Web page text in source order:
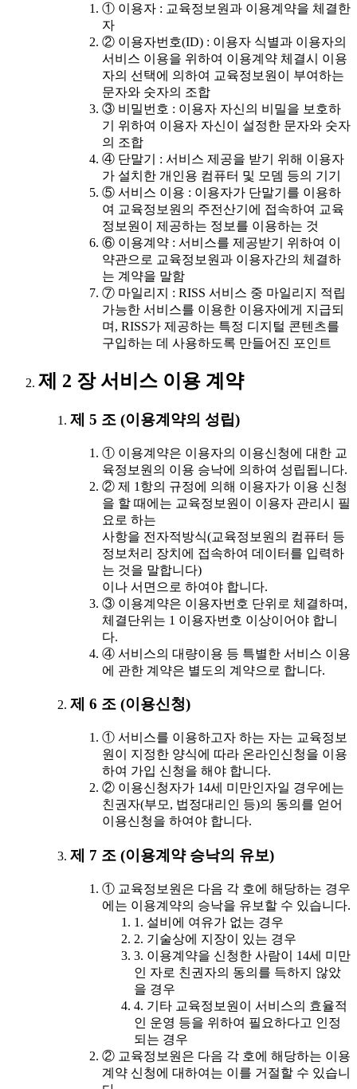
① 이용자 : 교육정보원과 이용계약을 체결한
자
② 이용자번호(ID) : 이용자 식별과 이용자의
서비스 이용을 위하여 이용계약 체결시 이용
자의 선택에 의하여 교육정보원이 부여하는
문자와 숫자의 조합
③ 비밀번호 : 이용자 자신의 비밀을 보호하
기 위하여 이용자 자신이 설정한 문자와 숫자
의 조합
④ 단말기 : 서비스 제공을 받기 위해 이용자
가 설치한 개인용 컴퓨터 및 모뎀 등의 기기
⑤ 서비스 이용 : 이용자가 단말기를 이용하
여 교육정보원의 주전산기에 접속하여 교육
정보원이 제공하는 정보를 이용하는 것
⑥ 이용계약 : 서비스를 제공받기 위하여 이
약관으로 교육정보원과 이용자간의 체결하
는 계약을 말함
⑦ 마일리지 : RISS 서비스 중 마일리지 적립
가능한 서비스를 이용한 이용자에게 지급되
며, RISS가 제공하는 특정 디지털 콘텐츠를
구입하는 데 사용하도록 만들어진 포인트
제 2 장 서비스 이용 계약
제 5 조 (이용계약의 성립)
① 이용계약은 이용자의 이용신청에 대한 교
육정보원의 이용 승낙에 의하여 성립됩니다.
② 제 1항의 규정에 의해 이용자가 이용 신청
을 할 때에는 교육정보원이 이용자 관리시 필
요로 하는
사항을 전자적방식(교육정보원의 컴퓨터 등
정보처리 장치에 접속하여 데이터를 입력하
는 것을 말합니다)
이나 서면으로 하여야 합니다.
③ 이용계약은 이용자번호 단위로 체결하며,
체결단위는 1 이용자번호 이상이어야 합니
다.
④ 서비스의 대량이용 등 특별한 서비스 이용
에 관한 계약은 별도의 계약으로 합니다.
제 6 조 (이용신청)
① 서비스를 이용하고자 하는 자는 교육정보
원이 지정한 양식에 따라 온라인신청을 이용
하여 가입 신청을 해야 합니다.
② 이용신청자가 14세 미만인자일 경우에는
친권자(부모, 법정대리인 등)의 동의를 얻어
이용신청을 하여야 합니다.
제 7 조 (이용계약 승낙의 유보)
① 교육정보원은 다음 각 호에 해당하는 경우
에는 이용계약의 승낙을 유보할 수 있습니다.
1. 설비에 여유가 없는 경우
2. 기술상에 지장이 있는 경우
3. 이용계약을 신청한 사람이 14세 미만
인 자로 친권자의 동의를 득하지 않았
을 경우
4. 기타 교육정보원이 서비스의 효율적
인 운영 등을 위하여 필요하다고 인정
되는 경우
② 교육정보원은 다음 각 호에 해당하는 이용
계약 신청에 대하여는 이를 거절할 수 있습니